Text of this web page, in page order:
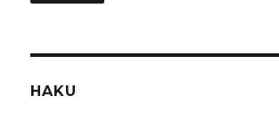
HAKU